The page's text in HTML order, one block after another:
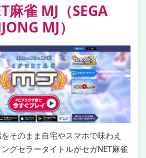
麻雀 MJ（SEGA
MJ）
そのまま自宅やスマホで味わえ
グセラータイトルがセガNET麻雀